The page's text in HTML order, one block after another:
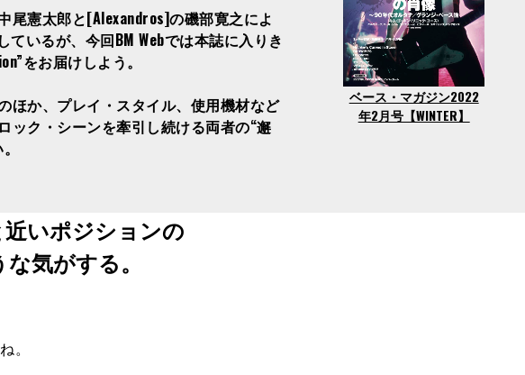
尾憲太郎と[Alexandros]の磯部寛之によ
いるが、今回BM Webでは本誌に入りき
をお届けしよう。
ほか、プレイ・スタイル、使用機材など
ック・シーンを牽引し続ける両者の“邂
ベース・マガジン2022
年2月号【WINTER】
いポジションの
気がする。
。